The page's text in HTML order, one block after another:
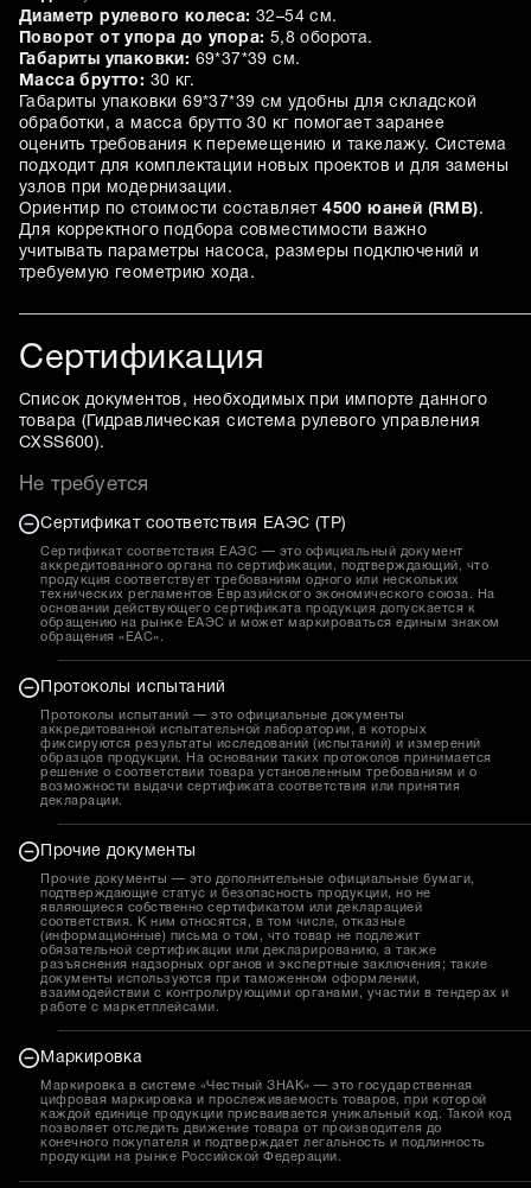
Диаметр рулевого колеса: 32–54 см.
Поворот от упора до упора: 5,8 оборота.
Габариты упаковки: 69*37*39 см.
Масса брутто: 30 кг.
Габариты упаковки 69*37*39 см удобны для складской
обработки, а масса брутто 30 кг помогает заранее
оценить требования к перемещению и такелажу. Система
подходит для комплектации новых проектов и для замены
узлов при модернизации.
Ориентир по стоимости составляет4500 юаней (RMB).
Для корректного подбора совместимости важно
учитывать параметры насоса, размеры подключений и
требуемую геометрию хода.
Сертификация
Список документов, необходимых при импорте данного
товара ( Гидравлическая система рулевого управления
CXSS600).
Не требуется
Сертификат соответствия ЕАЭС (ТР)
Сертификат соответствия ЕАЭС — это официальный документ
аккредитованного органа по сертификации, подтверждающий, что
продукция соответствует требованиям одного или нескольких
технических регламентов Евразийского экономического союза. На
основании действующего сертификата продукция допускается к
обращению на рынке ЕАЭС и может маркироваться единым знаком
обращения «EAC».
Протоколы испытаний
Протоколы испытаний — это официальные документы
аккредитованной испытательной лаборатории, в которых
фиксируются результаты исследований (испытаний) и измерений
образцов продукции. На основании таких протоколов принимается
решение о соответствии товара установленным требованиям и о
возможности выдачи сертификата соответствия или принятия
декларации.
Прочие документы
Прочие документы — это дополнительные официальные бумаги,
подтверждающие статус и безопасность продукции, но не
являющиеся собственно сертификатом или декларацией
соответствия. К ним относятся, в том числе, отказные
(информационные) письма о том, что товар не подлежит
обязательной сертификации или декларированию, а также
разъяснения надзорных органов и экспертные заключения; такие
документы используются при таможенном оформлении,
взаимодействии с контролирующими органами, участии в тендерах и
работе с маркетплейсами.
Маркировка
Маркировка в системе «Честный ЗНАК» — это государственная
цифровая маркировка и прослеживаемость товаров, при которой
каждой единице продукции присваивается уникальный код. Такой код
позволяет отследить движение товара от производителя до
конечного покупателя и подтверждает легальность и подлинность
продукции на рынке Российской Федерации.